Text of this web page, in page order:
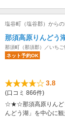
塩谷町（塩谷郡）から
那須高原りんどう
那須町（那須郡）／いちご
ネット予約OK
3.8
(口コミ 866件)
☆★☆那須高原りんど
んどう湖」を中心に